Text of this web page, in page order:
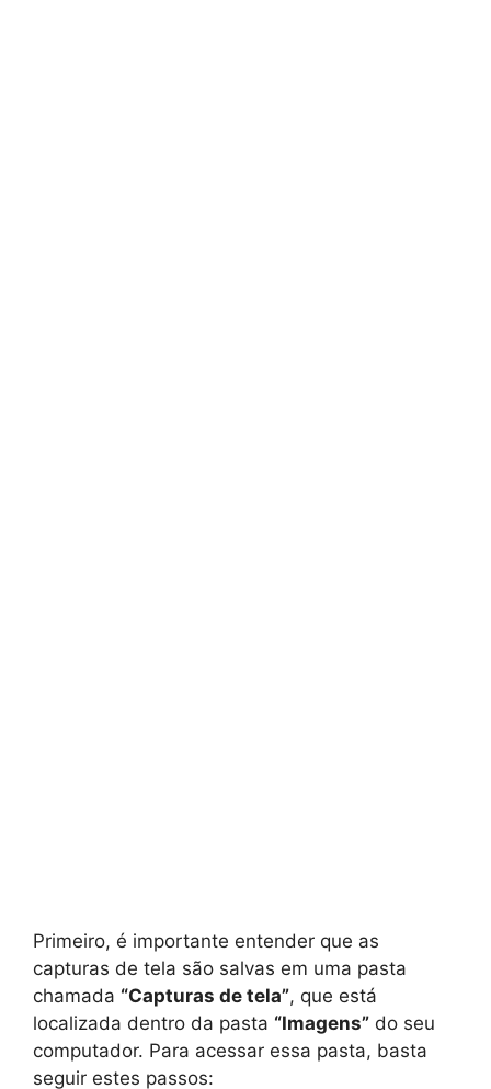
Primeiro, é importante entender que as
capturas de tela são salvas em uma pasta
chamada “Capturas de tela”, que está
localizada dentro da pasta “Imagens” do seu
computador. Para acessar essa pasta, basta
seguir estes passos: